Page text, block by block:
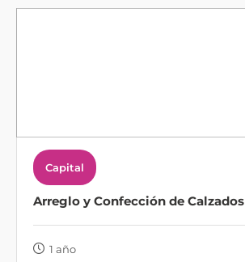
Capital
Arreglo y Confección de Calzados
1 año